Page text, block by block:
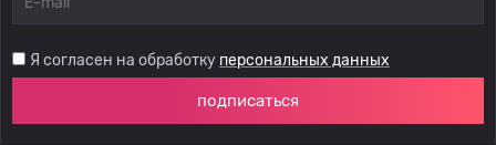
Я согласен на обработку персональных данных
подписаться